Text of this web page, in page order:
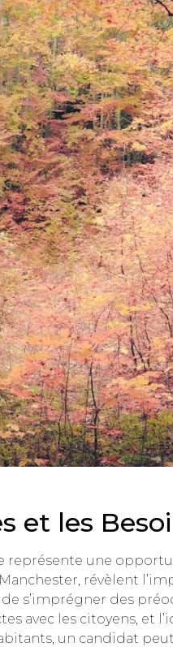
et les
représente une
révèlent
s’imprégner des
avec les citoyens, et
un candidat